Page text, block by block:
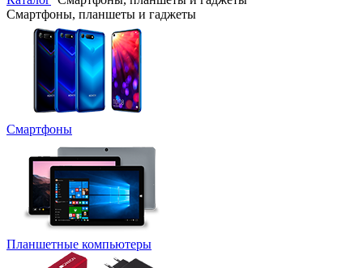
Смартфоны, планшеты и гаджеты
Смартфоны
Планшетные компьютеры